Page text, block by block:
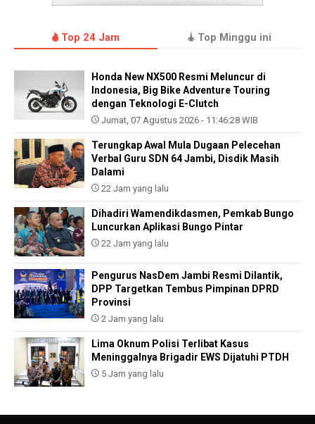
Top 24 Jam Top Minggu ini
Honda New NX500 Resmi Meluncur di
Indonesia, Big Bike Adventure Touring
dengan Teknologi E-Clutch
Jumat, 07 Agustus 2026 - 11:46:28 WIB
Terungkap Awal Mula Dugaan Pelecehan
Verbal Guru SDN 64 Jambi, Disdik Masih
Dalami
22 Jam yang lalu
Dihadiri Wamendikdasmen, Pemkab Bungo
Luncurkan Aplikasi Bungo Pintar
22 Jam yang lalu
Pengurus NasDem Jambi Resmi Dilantik,
DPP Targetkan Tembus Pimpinan DPRD
Provinsi
2 Jam yang lalu
Lima Oknum Polisi Terlibat Kasus
Meninggalnya Brigadir EWS Dijatuhi PTDH
5 Jam yang lalu